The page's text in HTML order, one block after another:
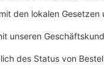
den lokalen
unseren
des Status von